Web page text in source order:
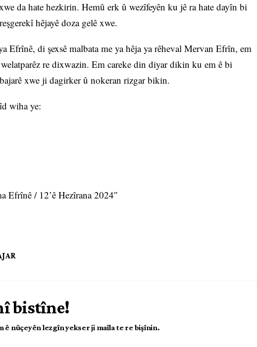
da hate hezkirin. Hemû erk û wezîfeyên ku jê ra hate dayîn bi
hêjayê doza gelê xwe.
Efrînê, di şexsê malbata me ya hêja ya rêheval Mervan Efrîn, em
re dixwazin. Em careke din diyar dikin ku em ê bi
xwe ji dagirker û nokeran rizgar bikin.
wiha ye:
Efrînê / 12’ê Hezîrana 2024″
bistîne!
ê nûçeyên lezgîn yekser ji maîla te re bişînin.